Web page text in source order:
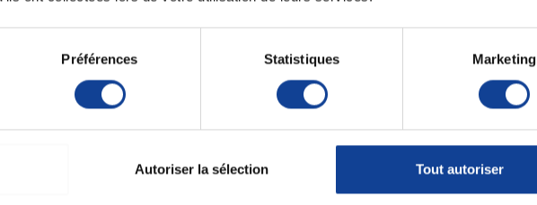
Préférences Statistiques Marketing
Autoriser la sélection Tout autoriser
est conçue pour offrir une résistance et une
Idéale pour un travail de manucure et pédicure
les ongles des pieds.
réglementation en vigueur.
nombre
Unité de consommation
type (emballage)
Unité(s)